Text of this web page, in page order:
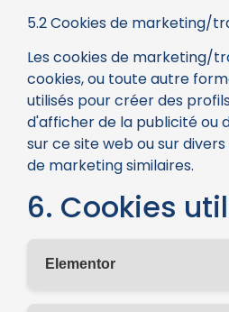
5.2 Cookies de marketing/
Les cookies de marketing/
cookies, ou toute autre
utilisés pour créer des
d'afficher de la publicité ou
sur ce site web ou sur
de marketing similaires.
6. Cookies
Elementor